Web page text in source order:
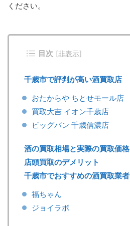
ください。
目次 [非表示]
千歳市で評判が高い酒買取店
おたからや ちとせモール店
買取大吉 イオン千歳店
ビッグバン 千歳信濃店
酒の買取相場と実際の買取価格
店頭買取のデメリット
千歳市でおすすめの酒買取業者
福ちゃん
ジョイラボ